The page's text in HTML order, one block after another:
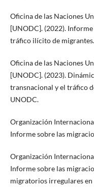
Oficina de las Naciones
[UNODC]. (2022).
tráfico ilícito de
Oficina de las Naciones
[UNODC]. (2023).
transnacional y el tráfico
UNODC.
Organización
Informe sobre las
Organización
Informe sobre las
migratorios irregulares